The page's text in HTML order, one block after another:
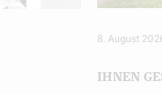
8. August
IHNEN